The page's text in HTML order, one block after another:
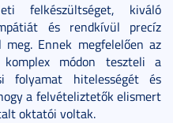
felkészültséget, kiváló
és rendkívül precíz
Ennek megfelelően az
módon teszteli a
folyamat hitelességét és
a felvételiztetők elismert
oktatói voltak.